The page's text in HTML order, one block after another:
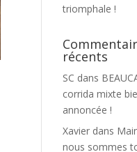
triomphale !
récents
SC dans
corrida mixte
annoncée !
Xavier dans
nous sommes